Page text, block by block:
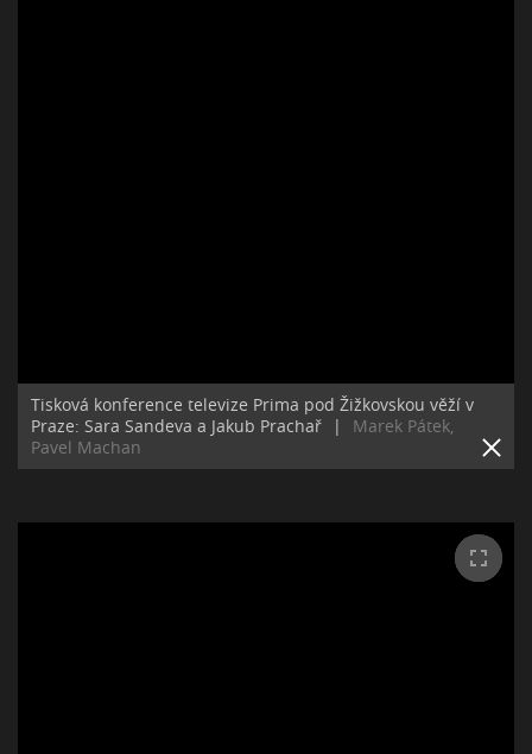
Tisková konference televize Prima pod Žižkovskou věží v
Praze: Sara Sandeva a Jakub Prachař
|
Marek Pátek,
Pavel Machan